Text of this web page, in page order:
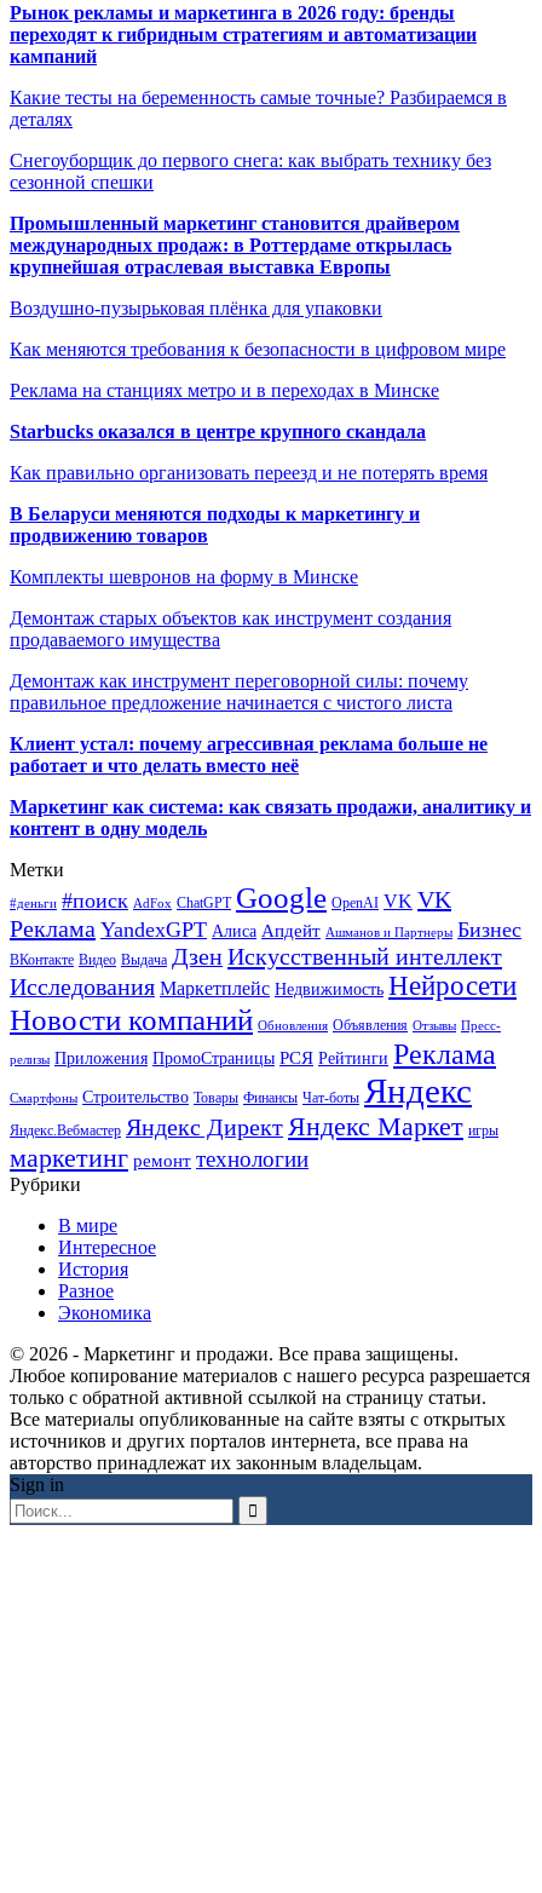
Рынок рекламы и маркетинга в 2026 году: бренды
переходят к гибридным стратегиям и автоматизации
кампаний
Какие тесты на беременность самые точные? Разбираемся в
деталях
Снегоуборщик до первого снега: как выбрать технику без
сезонной спешки
Промышленный маркетинг становится драйвером
международных продаж: в Роттердаме открылась
крупнейшая отраслевая выставка Европы
Воздушно-пузырьковая плёнка для упаковки
Как меняются требования к безопасности в цифровом мире
Реклама на станциях метро и в переходах в Минске
Starbucks оказался в центре крупного скандала
Как правильно организовать переезд и не потерять время
В Беларуси меняются подходы к маркетингу и
продвижению товаров
Комплекты шевронов на форму в Минске
Демонтаж старых объектов как инструмент создания
продаваемого имущества
Демонтаж как инструмент переговорной силы: почему
правильное предложение начинается с чистого листа
Клиент устал: почему агрессивная реклама больше не
работает и что делать вместо неё
Маркетинг как система: как связать продажи, аналитику и
контент в одну модель
Метки
#деньги #поиск AdFox ChatGPT Google OpenAI VK VK
Реклама YandexGPT Алиса Апдейт Ашманов и Партнеры Бизнес
ВКонтакте Видео Выдача ДзенИскусственный интеллект
Исследования Маркетплейс Недвижимость Нейросети
Новости компаний Обновления Объявления Отзывы Пресс-
релизы Приложения ПромоСтраницы РСЯ Рейтинги Реклама
Смартфоны Строительство Товары Финансы Чат-боты Яндекс
Яндекс.Вебмастер Яндекс Директ Яндекс Маркет игры
маркетинг ремонт технологии
Рубрики
В мире
Интересное
История
Разное
Экономика
© 2026 - Маркетинг и продажи. Все права защищены.
Любое копирование материалов с нашего ресурса разрешается
только с обратной активной ссылкой на страницу статьи.
Все материалы опубликованные на сайте взяты с открытых
источников и других порталов интернета, все права на
авторство принадлежат их законным владельцам.
Sign in